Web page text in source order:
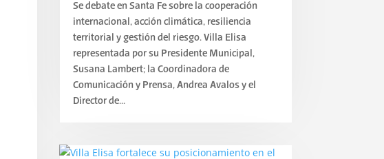
Se debate en Santa Fe sobre la cooperación
internacional, acción climática, resiliencia
territorial y gestión del riesgo. Villa Elisa
representada por su Presidente Municipal,
Susana Lambert; la Coordinadora de
Comunicación y Prensa, Andrea Avalos y el
Director de...